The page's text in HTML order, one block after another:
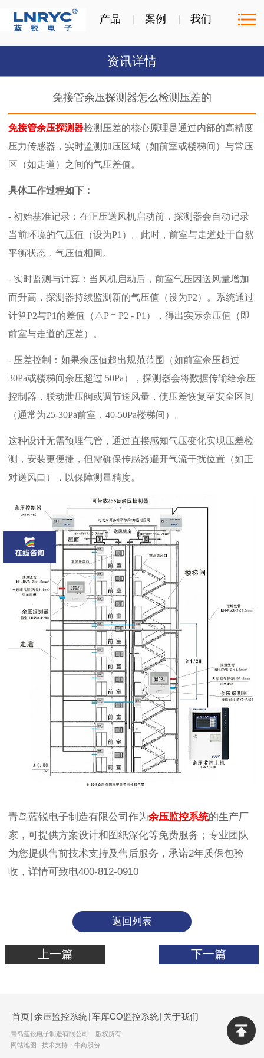
产品 案例 我们
资讯详情
免接管余压探测器怎么检测压差的
免接管余压探测器检测压差的核心原理是通过内部的高精度
压力传感器，实时监测加压区域（如前室或楼梯间）与常压
区（如走道）之间的气压差值。
具体工作过程如下：
- 初始基准记录：在正压送风机启动前，探测器会自动记录
当前环境的气压值（设为P1）。此时，前室与走道处于自然
平衡状态，气压值相同。
- 实时监测与计算：当风机启动后，前室气压因送风量增加
而升高，探测器持续监测新的气压值（设为P2）。系统通过
计算P2与P1的差值（△P = P2 - P1），得出实际余压值（即
前室与走道的压差）。
- 压差控制：如果余压值超出规范范围（如前室余压超过
30Pa或楼梯间余压超过 50Pa），探测器会将数据传输给余压
控制器，联动泄压阀或调节送风量，使压差恢复至安全区间
（通常为25-30Pa前室，40-50Pa楼梯间）。
这种设计无需预埋气管，通过直接感知气压变化实现压差检
测，安装更便捷，但需确保传感器避开气流干扰位置（如正
对送风口），以保障测量精度。
青岛蓝锐电子制造有限公司作为‌‌‌余压监控系统的生产厂
家，可提供方案设计和图纸深化等免费服务；专业团队
为您提供售前技术支持及售后服务，承诺2年质保包验
收，详情可致电400-812-0910
返回列表
上一篇 下一篇
首页|余压监控系统|车库CO监控系统| 关于我们
青岛蓝锐电子制造有限公司 版权所有
网站地图
技术支持：牛商股份